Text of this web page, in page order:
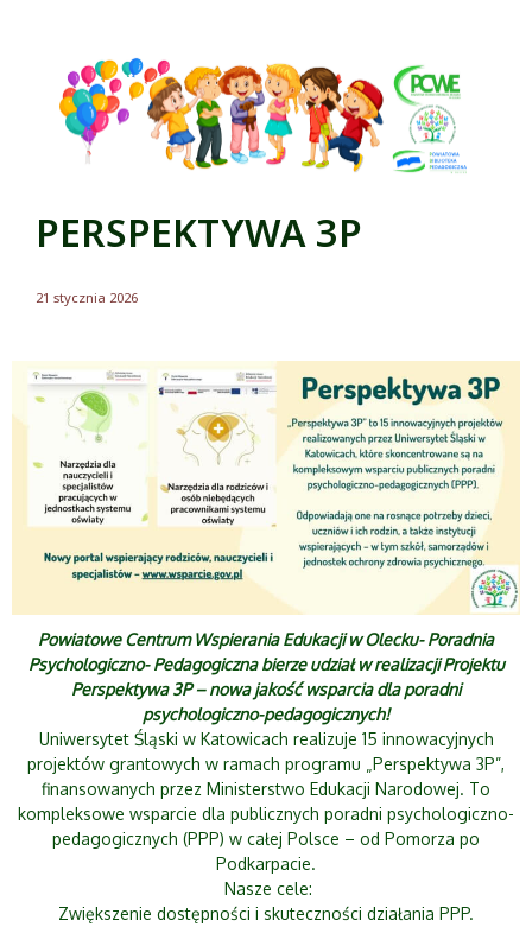
PERSPEKTYWA 3P
21 stycznia 2026
Powiatowe Centrum Wspierania Edukacji w Olecku- Poradnia
Psychologiczno- Pedagogiczna bierze udział w realizacji Projektu
Perspektywa 3P – nowa jakość wsparcia dla poradni
psychologiczno-pedagogicznych!
Uniwersytet Śląski w Katowicach realizuje 15 innowacyjnych
projektów grantowych w ramach programu „Perspektywa 3P”,
finansowanych przez Ministerstwo Edukacji Narodowej. To
kompleksowe wsparcie dla publicznych poradni psychologiczno-
pedagogicznych (PPP) w całej Polsce – od Pomorza po
Podkarpacie.
Nasze cele:
Zwiększenie dostępności i skuteczności działania PPP.